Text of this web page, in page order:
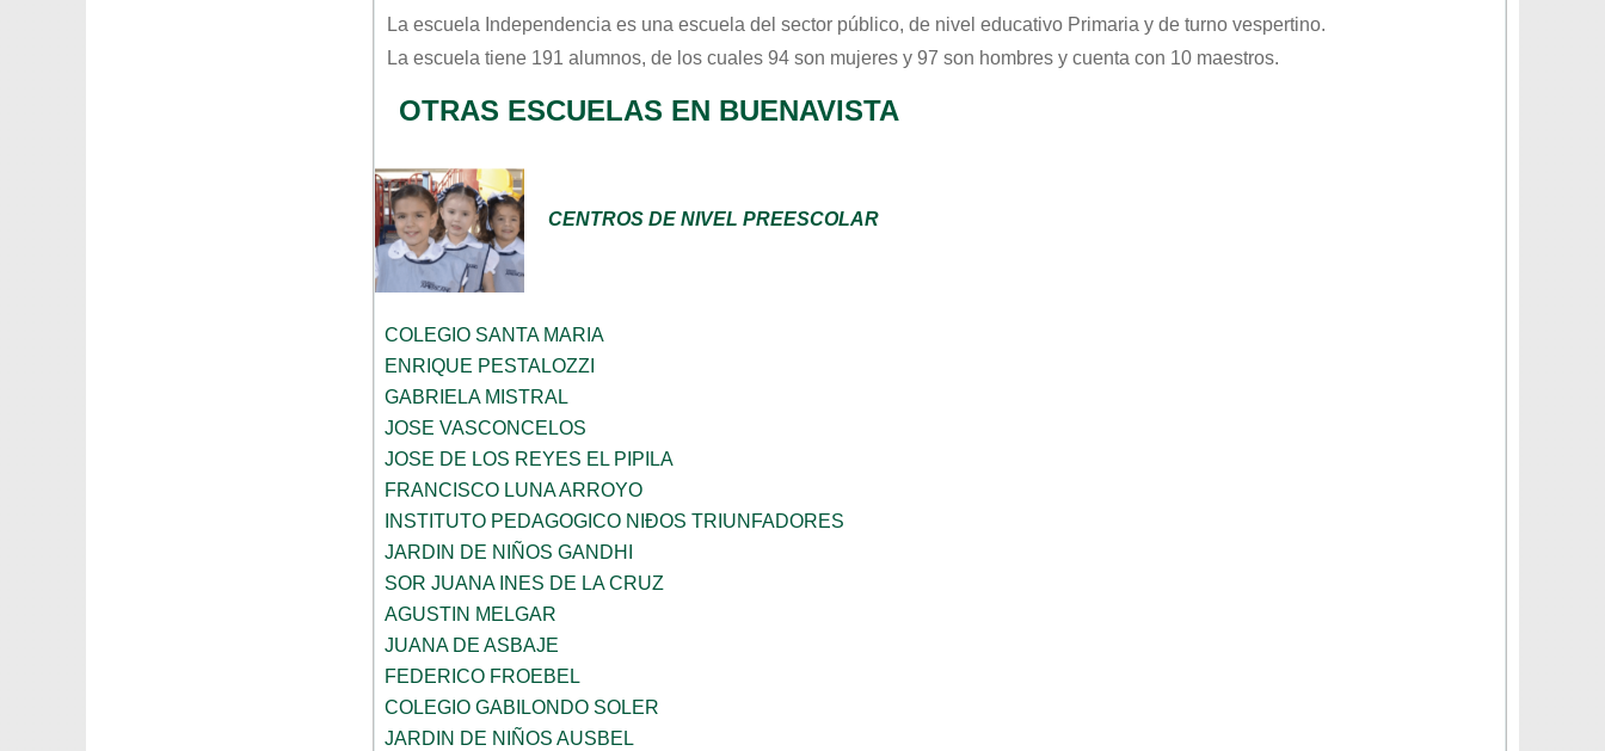
La escuela Independencia es una escuela del sector público, de nivel educativo Primaria y de turno vespertino.
La escuela tiene 191 alumnos, de los cuales 94 son mujeres y 97 son hombres y cuenta con 10 maestros.
OTRAS ESCUELAS EN BUENAVISTA
CENTROS DE NIVEL PREESCOLAR
COLEGIO SANTA MARIA
ENRIQUE PESTALOZZI
GABRIELA MISTRAL
JOSE VASCONCELOS
JOSE DE LOS REYES EL PIPILA
FRANCISCO LUNA ARROYO
INSTITUTO PEDAGOGICO NIÐOS TRIUNFADORES
JARDIN DE NIÑOS GANDHI
SOR JUANA INES DE LA CRUZ
AGUSTIN MELGAR
JUANA DE ASBAJE
FEDERICO FROEBEL
COLEGIO GABILONDO SOLER
JARDIN DE NIÑOS AUSBEL